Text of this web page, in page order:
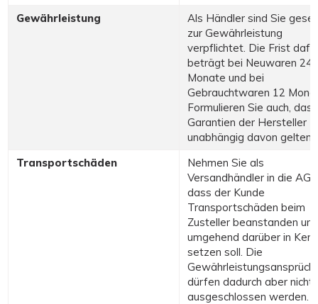
Gewährleistung
Als Händler sind Sie
zur Gewährleistung
verpflichtet. Die Frist
beträgt bei Neuwaren 24
Monate und bei
Gebrauchtwaren 12
Formulieren Sie auch,
Garantien der Hersteller
unabhängig davon gelten.
Transportschäden
Nehmen Sie als
Versandhändler in die
dass der Kunde
Transportschäden beim
Zusteller beanstanden
umgehend darüber in
setzen soll. Die
dürfen dadurch aber nicht
ausgeschlossen werden.